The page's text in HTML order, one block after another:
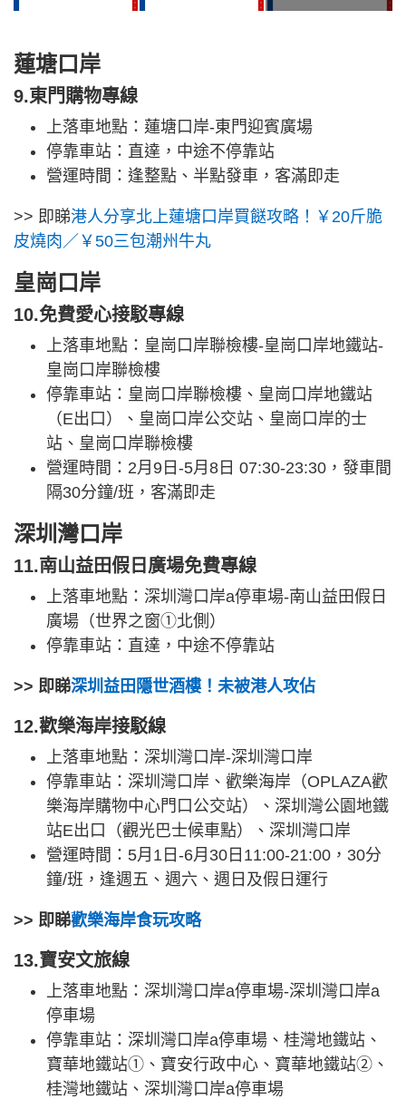
蓮塘口岸
9.東門購物專線
上落車地點：蓮塘口岸-東門迎賓廣場
停靠車站：直達，中途不停靠站
營運時間：逢整點、半點發車，客滿即走
>> 即睇港人分享北上蓮塘口岸買餸攻略！￥20斤脆
皮燒肉／￥50三包潮州牛丸
皇崗口岸
10.免費愛心接駁專線
上落車地點：皇崗口岸聯檢樓-皇崗口岸地鐵站-
皇崗口岸聯檢樓
停靠車站：皇崗口岸聯檢樓、皇崗口岸地鐵站
（E出口）、皇崗口岸公交站、皇崗口岸的士
站、皇崗口岸聯檢樓
營運時間：2月9日-5月8日 07:30-23:30，發車間
隔30分鐘/班，客滿即走
深圳灣口岸
11.南山益田假日廣場免費專線
上落車地點：深圳灣口岸a停車場-南山益田假日
廣場（世界之窗①北側）
停靠車站：直達，中途不停靠站
>> 即睇深圳益田隱世酒樓！未被港人攻佔
12.歡樂海岸接駁線
上落車地點：深圳灣口岸-深圳灣口岸
停靠車站：深圳灣口岸、歡樂海岸（OPLAZA歡
樂海岸購物中心門口公交站）、深圳灣公園地鐵
站E出口（觀光巴士候車點）、深圳灣口岸
營運時間：5月1日-6月30日11:00-21:00，30分
鐘/班，逢週五、週六、週日及假日運行
>> 即睇歡樂海岸食玩攻略
13.寶安文旅線
上落車地點：深圳灣口岸a停車場-深圳灣口岸a
停車場
停靠車站：深圳灣口岸a停車場、桂灣地鐵站、
寶華地鐵站①、寶安行政中心、寶華地鐵站②、
桂灣地鐵站、深圳灣口岸a停車場